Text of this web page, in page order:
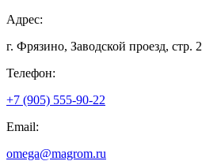
Адрес:
г. Фрязино, Заводской проезд, стр. 2
Телефон:
+7 (905) 555-90-22
Email:
omega@magrom.ru